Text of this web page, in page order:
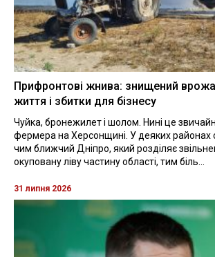
Прифронтові жнива: знищений
життя і збитки для бізнесу
Чуйка, бронежилет і шолом. Нині це
фермера на Херсонщині. У деяких районах
чим ближчий Дніпро, який розділяє
окуповану ліву частину області, тим біль...
31 липня 2026